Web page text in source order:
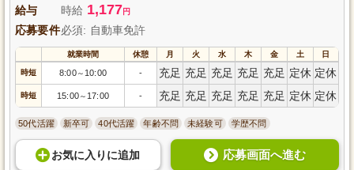
給与 時給 1,177円
応募要件必須: 自動車免許
就業時間 休憩 月 火 水 木 金 土 日
時短 8:00～ 10:00 - 充足 充足 充足 充足 充足 定休 定休
時短 15:00～ 17:00 - 充足 充足 充足 充足 充足 定休 定休
50代活躍 新卒可 40代活躍 年齢不問 未経験可 学歴不問
お気に入り に追加 応募画面へ進む